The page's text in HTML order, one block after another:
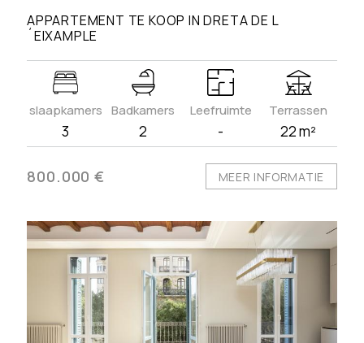
APPARTEMENT TE KOOP IN DRETA DE L
´EIXAMPLE
slaapkamers
3
Badkamers
2
Leefruimte
-
Terrassen
22 m²
800.000 € MEER INFORMATIE